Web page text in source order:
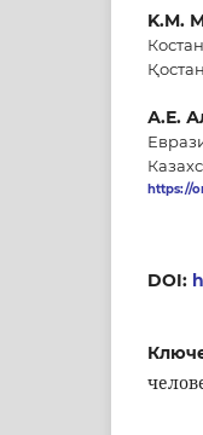
K.M.
А.Е.
https://
DOI: